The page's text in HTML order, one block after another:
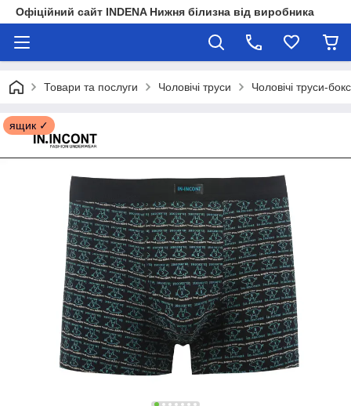
Офіційний сайт INDENA Нижня білизна від виробника
Товари та послуги Чоловічі труси Чоловічі труси-
ящик ✓